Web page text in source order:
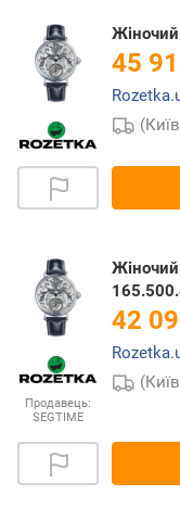
45
Продавець:
SEGTIME
42